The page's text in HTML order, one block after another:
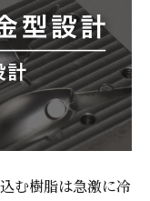
む樹脂は急激に冷